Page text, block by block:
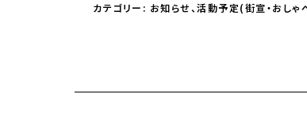
カテゴリー: お知らせ、活動予定(街宣・おしゃ